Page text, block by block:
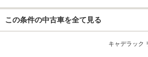
この条件の中古車を全て見る
キャデラック